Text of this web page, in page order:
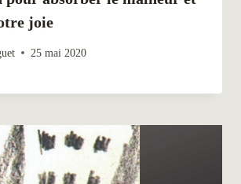
joie
25 mai 2020